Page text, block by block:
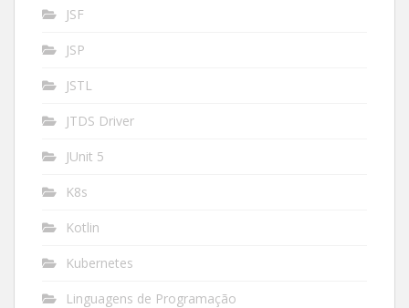
JSF
JSP
JSTL
JTDS Driver
JUnit 5
K8s
Kotlin
Kubernetes
Linguagens de Programação